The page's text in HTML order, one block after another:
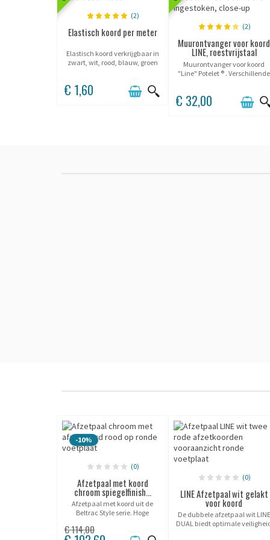
(2)
Elastisch koord per meter
Elastisch koord verkrijgbaar in
zwart, wit, rood, blauw, groen
€ 1,60
(2)
Muurontvanger voor koord
LINE, roestvrijstaal
Muurontvanger voor koord
"Line" Potelet ® . Verschillende
€ 32,00
-10%
(0)
Afzetpaal met koord
chroom spiegelfinish...
Afzetpaal met koord uit de
Beltrac Style serie. Hoge
€ 114,00
(0)
LINE Afzetpaal wit gelakt
voor koord
De dubbele afzetpaal wit LINE
DUAL biedt optimale